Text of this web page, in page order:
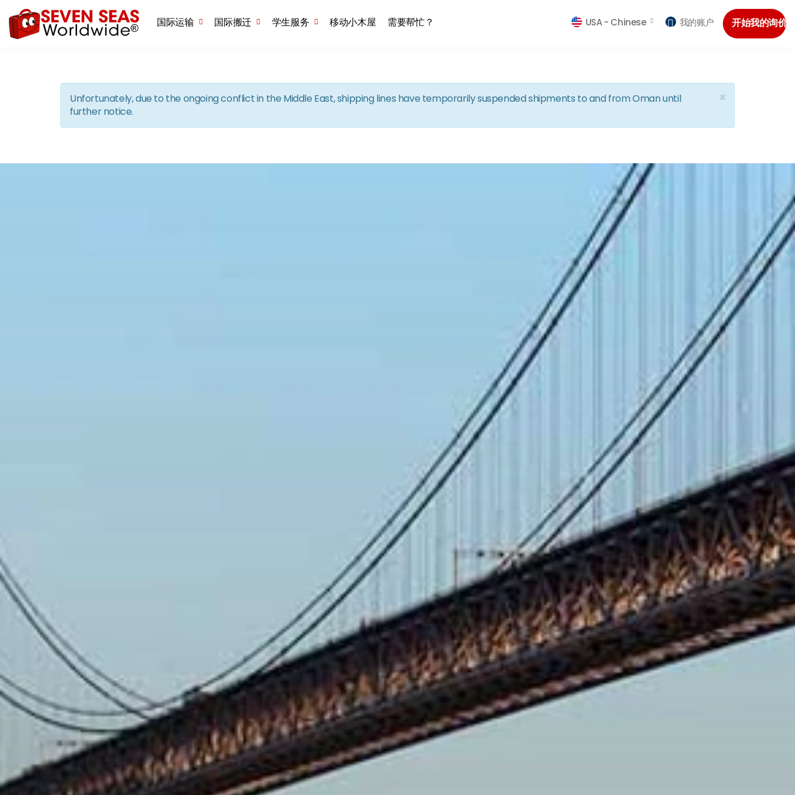
开始我的询价
USA - Chinese 我的账户
国际运输 国际搬迁 学生服务 移动小木屋 需要帮忙？
×
Unfortunately, due to the ongoing conflict in the Middle East, shipping lines have temporarily suspended shipments to and from Oman until
further notice.